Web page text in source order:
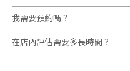
我需要預約嗎？
在店內評估需要多長時間？